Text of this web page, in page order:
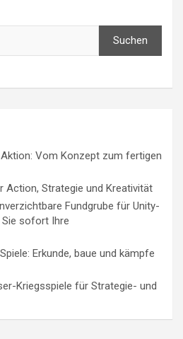
Suchen
Vom Konzept zum fertigen
Action, Strategie und Kreativität
Fundgrube für Unity-
sofort Ihre
Erkunde, baue und kämpfe
Kriegsspiele für Strategie- und